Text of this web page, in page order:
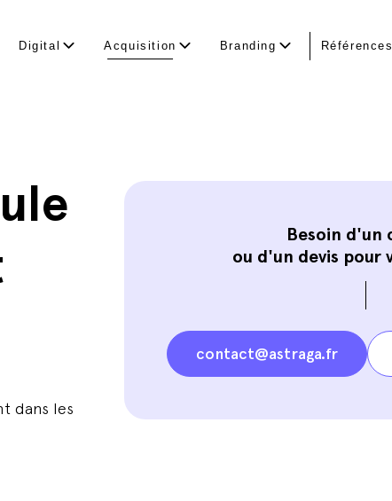
Digital Acquisition Branding Références
dans les
Besoin d'un
ou d'un devis pour
contact@astraga.fr